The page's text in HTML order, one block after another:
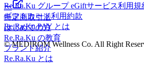
Re.Ra.Ku グループ eGiftサービス利用規
ギフトカード利用約款
Re.Ra.Ku PAY とは
© MEDIROM Wellness Co. All Right
ー
特定商取引法
はじめての方
Re.Ra.Ku の教育
ブランド紹介
Re.Ra.Ku とは